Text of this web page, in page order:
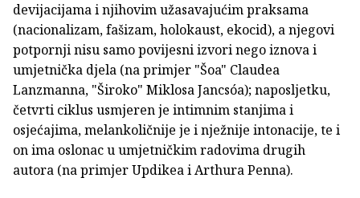
devijacijama i njihovim užasavajućim praksama
(nacionalizam, fašizam, holokaust, ekocid), a njegovi
potpornji nisu samo povijesni izvori nego iznova i
umjetnička djela (na primjer "Šoa" Claudea
Lanzmanna, "Široko" Miklosa Jancsóa); naposljetku,
četvrti ciklus usmjeren je intimnim stanjima i
osjećajima, melankoličnije je i nježnije intonacije, te i
on ima oslonac u umjetničkim radovima drugih
autora (na primjer Updikea i Arthura Penna).